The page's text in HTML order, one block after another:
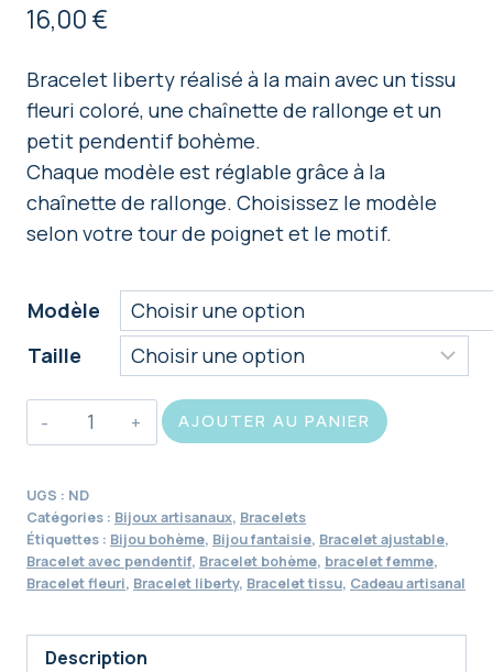
16,00€
Bracelet liberty réalisé à la main avec un tissu
fleuri coloré, une chaînette de rallonge et un
petit pendentif bohème.
Chaque modèle est réglable grâce à la
chaînette de rallonge. Choisissez le modèle
selon votre tour de poignet et le motif.
Modèle
Taille
quantité
de
liberty
ajustable
avec
pendentif
bohème
AJOUTER AU PANIER
UGS : ND
Catégories : Bijoux artisanaux, Bracelets
Étiquettes : Bijou bohème, Bijou fantaisie, Bracelet ajustable,
Bracelet avec pendentif, Bracelet bohème, bracelet femme,
Bracelet fleuri, Bracelet liberty, Bracelet tissu, Cadeau artisanal
Description